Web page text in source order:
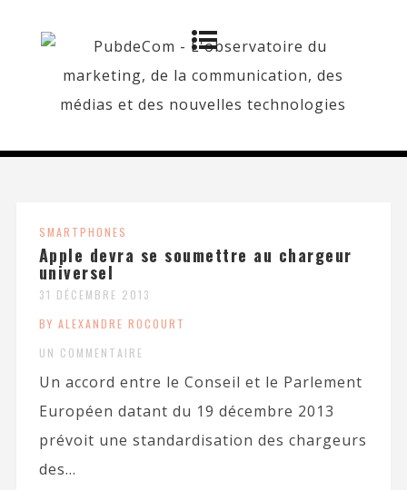
SMARTPHONES
Apple devra se soumettre au chargeur
universel
31 DÉCEMBRE 2013
BY ALEXANDRE ROCOURT
UN COMMENTAIRE
Un accord entre le Conseil et le Parlement
Européen datant du 19 décembre 2013
prévoit une standardisation des chargeurs
des...